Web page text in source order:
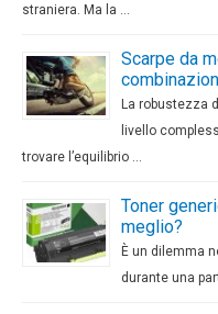
straniera. Ma la …
Scarpe da
La robustezza
livello
trovare l’equilibrio …
Toner
meglio?
È un dilemma
durante una